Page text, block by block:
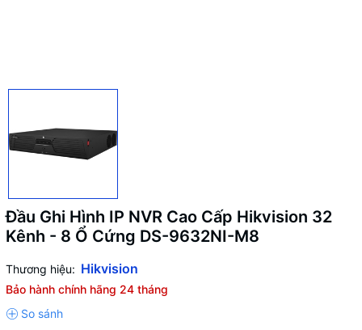
Đầu Ghi Hình IP NVR Cao Cấp Hikvision 32
Kênh - 8 Ổ Cứng DS-9632NI-M8
Thương hiệu: Hikvision
Bảo hành chính hãng 24 tháng